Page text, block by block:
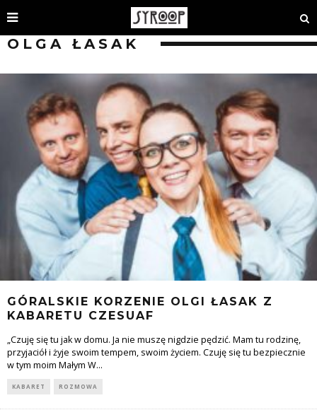
OLGA ŁASAK
GÓRALSKIE KORZENIE OLGI ŁASAK Z
KABARETU CZESUAF
„Czuję się tu jak w domu. Ja nie muszę nigdzie pędzić. Mam tu rodzinę,
przyjaciół i żyje swoim tempem, swoim życiem. Czuję się tu bezpiecznie
w tym moim Małym W...
KABARET ROZMOWA